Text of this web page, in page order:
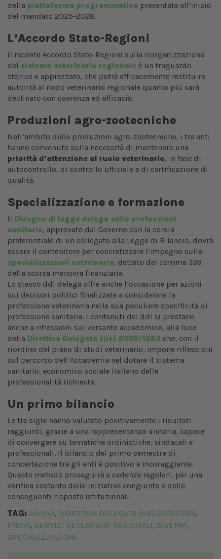
della piattaforma programmatica presentata all’inizio
del mandato 2025-2028.
L’Accordo Stato-Regioni
Il recente Accordo Stato-Regioni sulla riorganizzazione
del sistema veterinario regionale è un traguardo
storico e apprezzato, che potrà efficacemente restituire
autorità al nodo veterinario regionale quanto più sarà
declinato con coerenza ed efficacia.
Produzioni agro-zootecniche
Nell’ambito delle produzioni agro-zootecniche, i tre enti
hanno convenuto sulla necessità di mantenere una
priorità d’attenzione al ruolo veterinario, in fase di
autocontrollo, di controllo ufficiale e di certificazione di
qualità.
Specializzazione e formazione
Il Disegno di legge delega sulle professioni
sanitarie, approvato dal Governo con la corsia
preferenziale di un collegato alla Legge di Bilancio, dovrà
essere il contenitore per concretizzare l’impegno sulle
specializzazioni veterinarie, dettato dal comma 339
della scorsa manovra finanziaria.
Lo stesso ddl delega offre anche l’occasione per azioni
sui decisori politici finalizzate a considerare la
professione veterinaria nella sua peculiare specificità di
professione sanitaria. I contenuti del ddl si prestano
anche a riflessioni sul versante accademico, alla luce
della Direttiva Delegata (Ue) 2025/1223 che, con il
riordino del piano di studi veterinario, impone riflessioni
sul percorso dell’Accademia nel dotare il sistema
sanitario, economico sociale italiano delle
professionalità richieste.
Un primo bilancio
Le tre sigle hanno valutato positivamente i risultati
raggiunti, grazie a una rappresentanza unitaria, capace
di convergere su tematiche ordinistiche, sindacali e
professionali. Il bilancio del primo semestre di
concertazione tra gli enti è positivo e incoraggiante.
Questo metodo proseguirà a cadenze regolari, per una
verifica costante delle iniziative congiunte e delle
conseguenti risposte istituzionali.
TAG: ANMVI, DIRETTIVA DELEGATA (UE) 2025/1223,
FNOVI, SERVIZI VETERINARI REGIONALI, SIVEMP,
SPECIALIZZAZIONI